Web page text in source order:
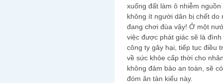
xuống đất làm ô nhiễm
không ít người dân bị chết do
đang chơi đùa vậy! Ở một
việc được phát giác sẽ là
công ty gây hại, tiếp tục điều
về sức khỏe cấp thời cho
không đảm bảo an toàn, sẽ
đóm ăn tàn kiểu này.